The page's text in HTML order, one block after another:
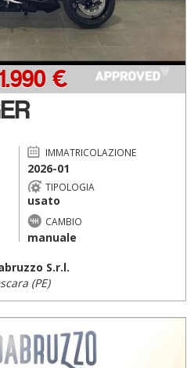
€
IMMATRICOLAZIONE
2026-01
TIPOLOGIA
usato
CAMBIO
manuale
S.r.l.
(PE)